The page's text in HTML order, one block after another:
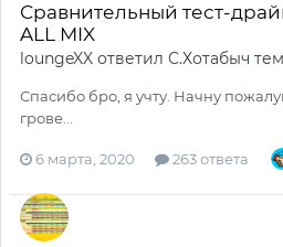
Сравнительный тест-
ALL MIX
loungeXX ответил С.Хотабыч
Спасибо бро, я учту. Начну
грове...
6 марта, 2020 263 ответа